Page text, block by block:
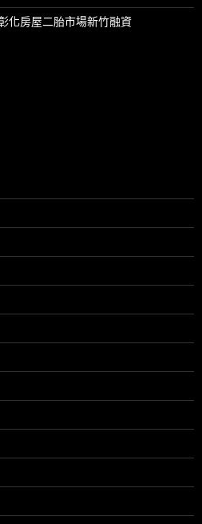
化房屋二胎市場新竹融資